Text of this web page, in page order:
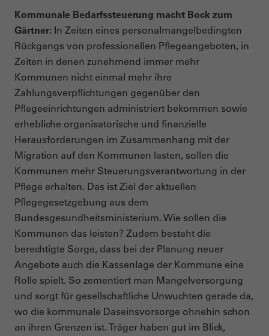
Kommunale Bedarfssteuerung macht Bock zum
Gärtner: In Zeiten eines personalmangelbedingten
Rückgangs von professionellen Pflegeangeboten, in
Zeiten in denen zunehmend immer mehr
Kommunen nicht einmal mehr ihre
Zahlungsverpflichtungen gegenüber den
Pflegeeinrichtungen administriert bekommen sowie
erhebliche organisatorische und finanzielle
Herausforderungen im Zusammenhang mit der
Migration auf den Kommunen lasten, sollen die
Kommunen mehr Steuerungsverantwortung in der
Pflege erhalten. Das ist Ziel der aktuellen
Pflegegesetzgebung aus dem
Bundesgesundheitsministerium. Wie sollen die
Kommunen das leisten? Zudem besteht die
berechtigte Sorge, dass bei der Planung neuer
Angebote auch die Kassenlage der Kommune eine
Rolle spielt. So zementiert man Mangelversorgung
und sorgt für gesellschaftliche Unwuchten gerade da,
wo die kommunale Daseinsvorsorge ohnehin schon
an ihren Grenzen ist. Träger haben gut im Blick,